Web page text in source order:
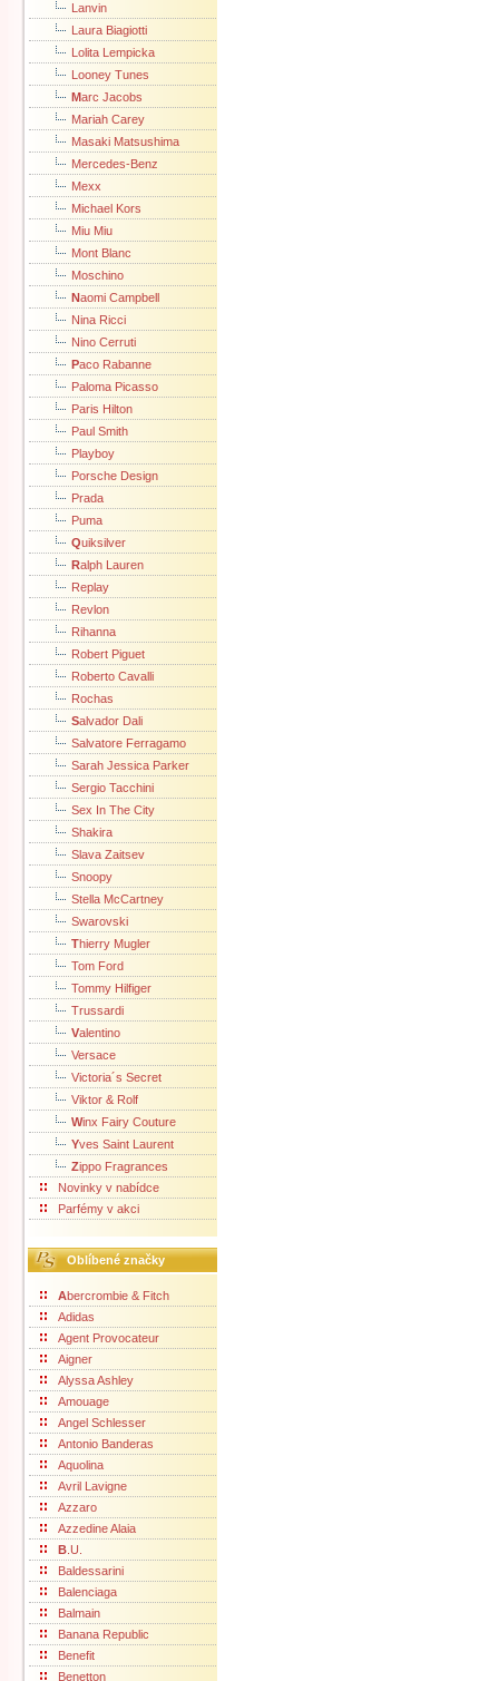
Lanvin
Laura Biagiotti
Lolita Lempicka
Looney Tunes
Marc Jacobs
Mariah Carey
Masaki Matsushima
Mercedes-Benz
Mexx
Michael Kors
Miu Miu
Mont Blanc
Moschino
Naomi Campbell
Nina Ricci
Nino Cerruti
Paco Rabanne
Paloma Picasso
Paris Hilton
Paul Smith
Playboy
Porsche Design
Prada
Puma
Quiksilver
Ralph Lauren
Replay
Revlon
Rihanna
Robert Piguet
Roberto Cavalli
Rochas
Salvador Dali
Salvatore Ferragamo
Sarah Jessica Parker
Sergio Tacchini
Sex In The City
Shakira
Slava Zaitsev
Snoopy
Stella McCartney
Swarovski
Thierry Mugler
Tom Ford
Tommy Hilfiger
Trussardi
Valentino
Versace
Victoria´s Secret
Viktor & Rolf
Winx Fairy Couture
Yves Saint Laurent
Zippo Fragrances
Novinky v nabídce
Parfémy v akci
Oblíbené značky
Abercrombie & Fitch
Adidas
Agent Provocateur
Aigner
Alyssa Ashley
Amouage
Angel Schlesser
Antonio Banderas
Aquolina
Avril Lavigne
Azzaro
Azzedine Alaia
B .U.
Baldessarini
Balenciaga
Balmain
Banana Republic
Benefit
Benetton